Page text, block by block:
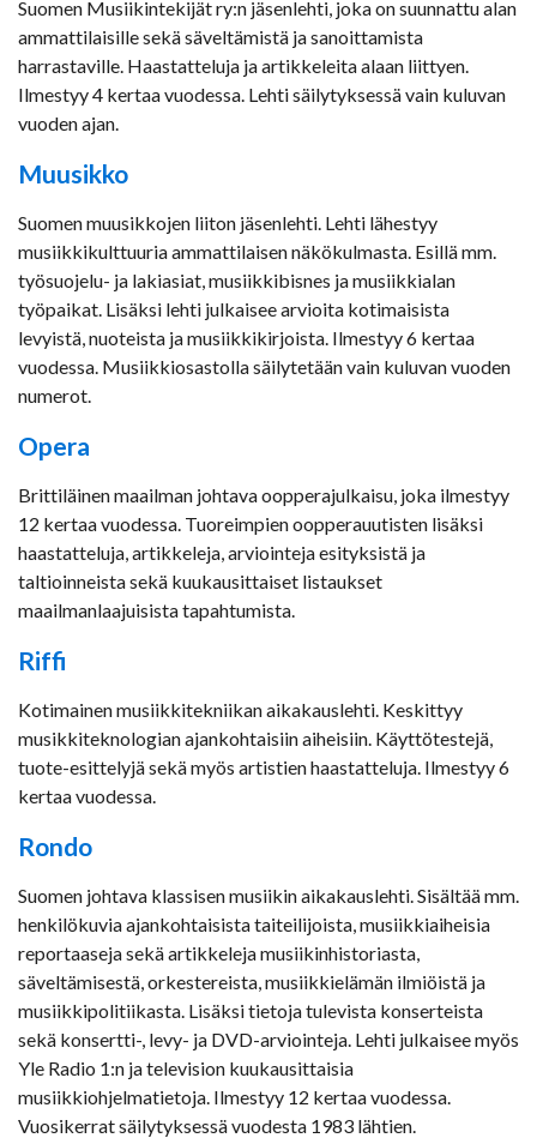
Suomen Musiikintekijät ry:n jäsenlehti, joka on suunnattu alan
ammattilaisille sekä säveltämistä ja sanoittamista
harrastaville. Haastatteluja ja artikkeleita alaan liittyen.
Ilmestyy 4 kertaa vuodessa. Lehti säilytyksessä vain kuluvan
vuoden ajan.
Muusikko
Suomen muusikkojen liiton jäsenlehti. Lehti lähestyy
musiikkikulttuuria ammattilaisen näkökulmasta. Esillä mm.
työsuojelu- ja lakiasiat, musiikkibisnes ja musiikkialan
työpaikat. Lisäksi lehti julkaisee arvioita kotimaisista
levyistä, nuoteista ja musiikkikirjoista. Ilmestyy 6 kertaa
vuodessa. Musiikkiosastolla säilytetään vain kuluvan vuoden
numerot.
Opera
Brittiläinen maailman johtava oopperajulkaisu, joka ilmestyy
12 kertaa vuodessa. Tuoreimpien oopperauutisten lisäksi
haastatteluja, artikkeleja, arviointeja esityksistä ja
taltioinneista sekä kuukausittaiset listaukset
maailmanlaajuisista tapahtumista.
Riffi
Kotimainen musiikkitekniikan aikakauslehti. Keskittyy
musikkiteknologian ajankohtaisiin aiheisiin. Käyttötestejä,
tuote-esittelyjä sekä myös artistien haastatteluja. Ilmestyy 6
kertaa vuodessa.
Rondo
Suomen johtava klassisen musiikin aikakauslehti. Sisältää mm.
henkilökuvia ajankohtaisista taiteilijoista, musiikkiaiheisia
reportaaseja sekä artikkeleja musiikinhistoriasta,
säveltämisestä, orkestereista, musiikkielämän ilmiöistä ja
musiikkipolitiikasta. Lisäksi tietoja tulevista konserteista
sekä konsertti-, levy- ja DVD-arviointeja. Lehti julkaisee myös
Yle Radio 1:n ja television kuukausittaisia
musiikkiohjelmatietoja. Ilmestyy 12 kertaa vuodessa.
Vuosikerrat säilytyksessä vuodesta 1983 lähtien.